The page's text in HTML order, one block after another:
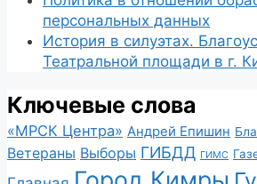
персональных данных
История в силуэтах.
Театральной площади в г.
Ключевые слова
«МРСК Центра» Андрей Епишин
Ветераны Выборы ГИБДД ГИМС